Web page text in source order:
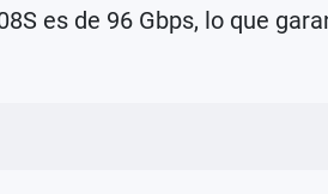
es de 96 Gbps, lo que